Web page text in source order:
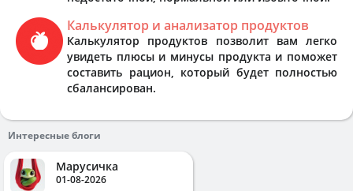
Калькулятор и анализатор продуктов
Калькулятор продуктов позволит вам легко
увидеть плюсы и минусы продукта и поможет
составить рацион, который будет полностью
сбалансирован.
Интересные блоги
Марусичка
01-08-2026